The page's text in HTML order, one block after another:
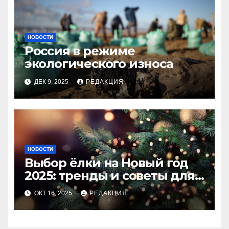
НОВОСТИ
Россия в режиме
экологического износа
ДЕК 9, 2025 РЕДАКЦИЯ
НОВОСТИ
Выбор ёлки на Новый год
2025: тренды и советы для
идеального праздника
ОКТ 16, 2025 РЕДАКЦИЯ